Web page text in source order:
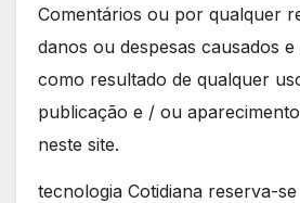
Comentários ou por qualquer
danos ou despesas causados
como resultado de qualquer
publicação e / ou
neste site.
tecnologia Cotidiana reserva-